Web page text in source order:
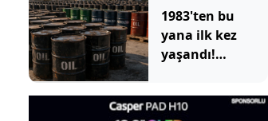
1983'ten bu
yana ilk kez
yaşandı!
depoları hızla
eriyor